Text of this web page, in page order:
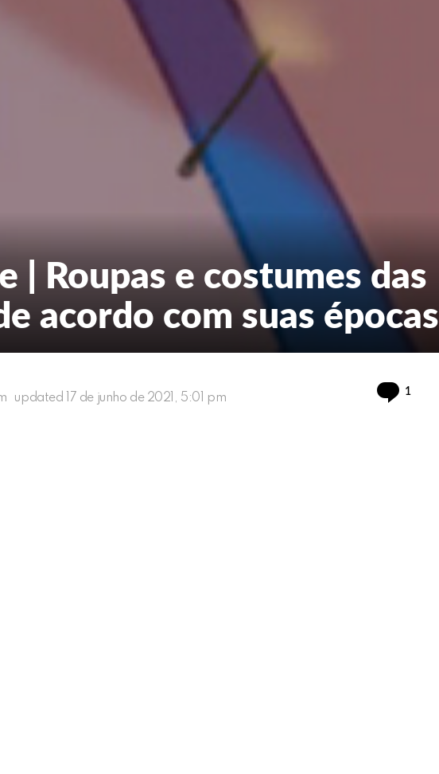
| Roupas e costumes das
acordo com suas épocas
updated 17 de junho de 2021, 5:01 pm
1